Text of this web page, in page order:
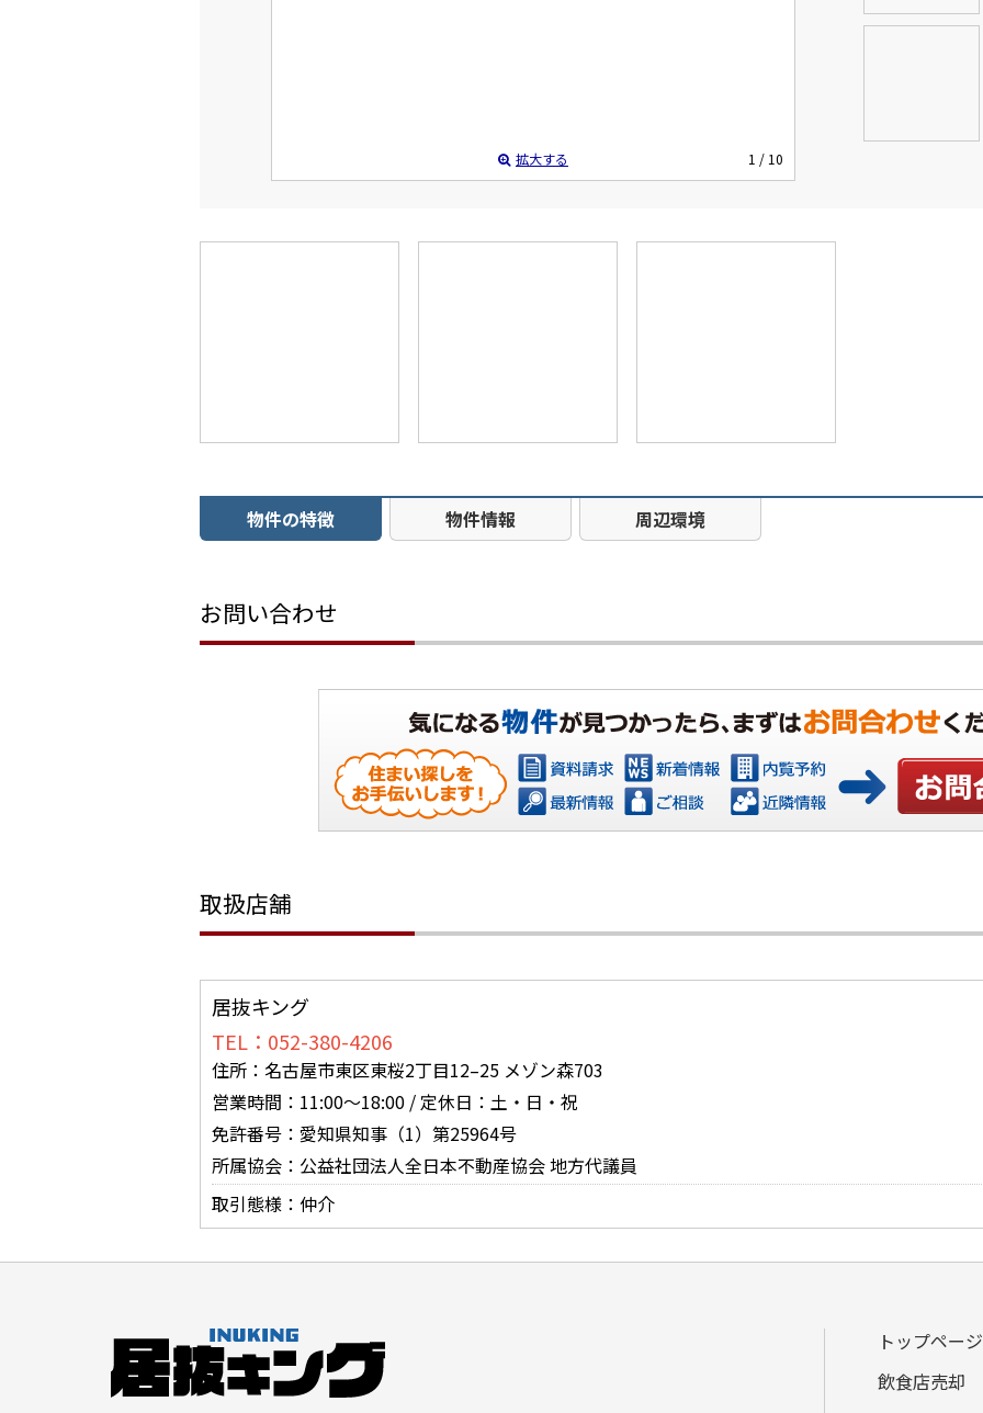
拡大する 1 / 10
物件の特徴 物件情報 周辺環境
お問い合わせ
お問い合
取扱店舗
居抜キング
TEL：052-380-4206
住所：名古屋市東区東桜2丁目12–25 メゾン森703
営業時間：11:00〜18:00 / 定休日：土・日・祝
免許番号：愛知県知事（1）第25964号
所属協会：公益社団法人全日本不動産協会 地方代議員
取引態様：仲介
トップページ
飲食店売却